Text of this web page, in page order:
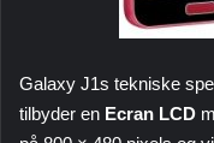
Galaxy J1s tekniske
tilbyder en Ecran LCD